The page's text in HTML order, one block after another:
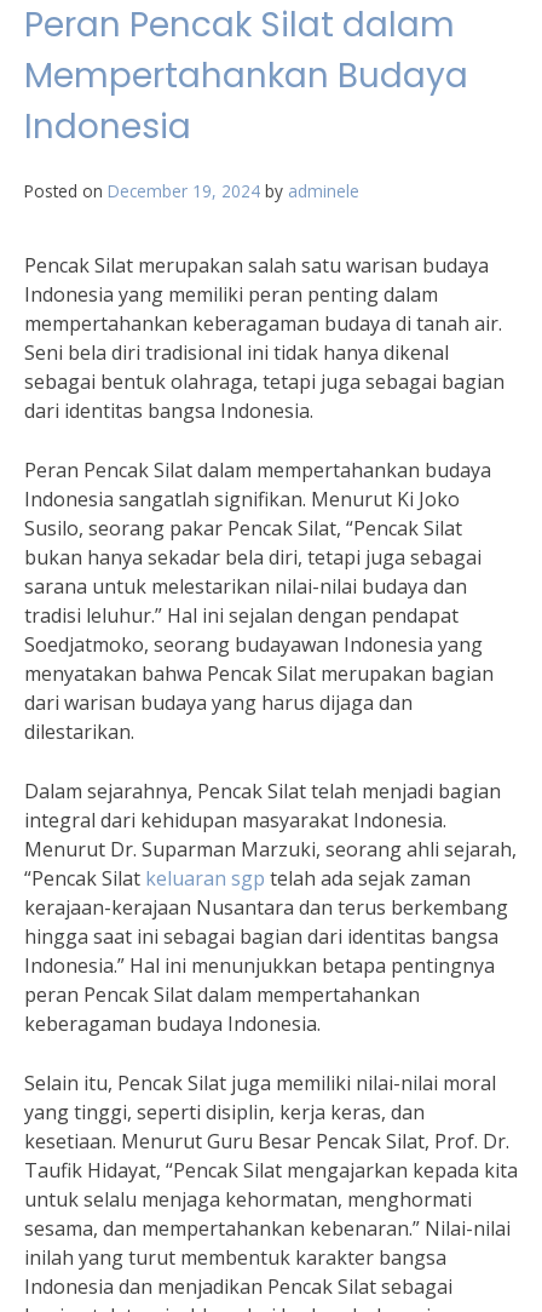
Peran Pencak Silat dalam
Mempertahankan Budaya
Indonesia
Posted on December 19, 2024 by adminele
Pencak Silat merupakan salah satu warisan budaya
Indonesia yang memiliki peran penting dalam
mempertahankan keberagaman budaya di tanah air.
Seni bela diri tradisional ini tidak hanya dikenal
sebagai bentuk olahraga, tetapi juga sebagai bagian
dari identitas bangsa Indonesia.
Peran Pencak Silat dalam mempertahankan budaya
Indonesia sangatlah signifikan. Menurut Ki Joko
Susilo, seorang pakar Pencak Silat, “Pencak Silat
bukan hanya sekadar bela diri, tetapi juga sebagai
sarana untuk melestarikan nilai-nilai budaya dan
tradisi leluhur.” Hal ini sejalan dengan pendapat
Soedjatmoko, seorang budayawan Indonesia yang
menyatakan bahwa Pencak Silat merupakan bagian
dari warisan budaya yang harus dijaga dan
dilestarikan.
Dalam sejarahnya, Pencak Silat telah menjadi bagian
integral dari kehidupan masyarakat Indonesia.
Menurut Dr. Suparman Marzuki, seorang ahli sejarah,
“Pencak Silat keluaran sgp telah ada sejak zaman
kerajaan-kerajaan Nusantara dan terus berkembang
hingga saat ini sebagai bagian dari identitas bangsa
Indonesia.” Hal ini menunjukkan betapa pentingnya
peran Pencak Silat dalam mempertahankan
keberagaman budaya Indonesia.
Selain itu, Pencak Silat juga memiliki nilai-nilai moral
yang tinggi, seperti disiplin, kerja keras, dan
kesetiaan. Menurut Guru Besar Pencak Silat, Prof. Dr.
Taufik Hidayat, “Pencak Silat mengajarkan kepada kita
untuk selalu menjaga kehormatan, menghormati
sesama, dan mempertahankan kebenaran.” Nilai-nilai
inilah yang turut membentuk karakter bangsa
Indonesia dan menjadikan Pencak Silat sebagai